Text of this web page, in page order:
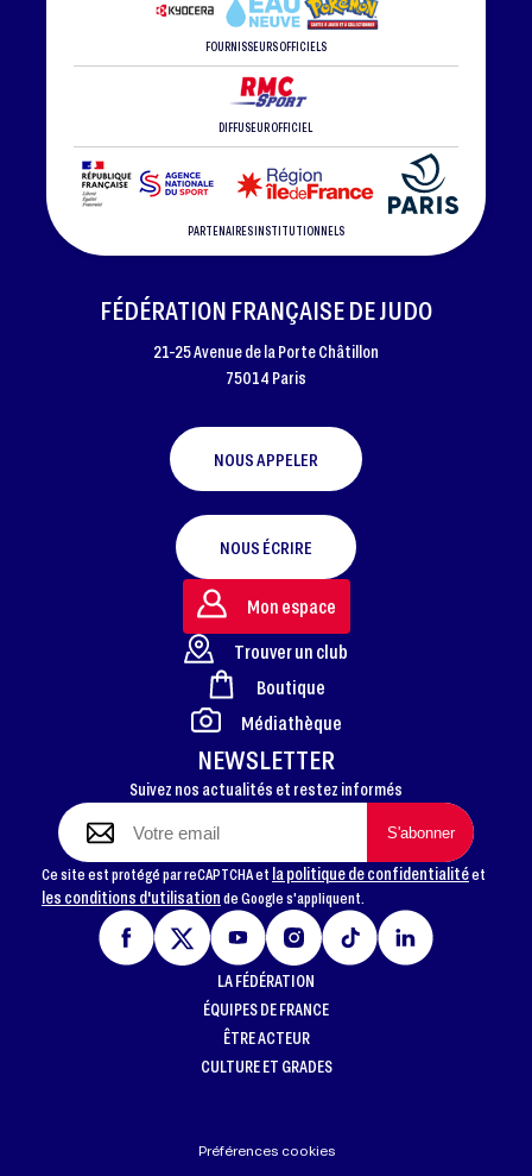
FOURNISSEURS OFFICIELS
DIFFUSEUR OFFICIEL
PARTENAIRES INSTITUTIONNELS
FOOTER
FÉDÉRATION FRANÇAISE DE JUDO
21-25 Avenue de la Porte Châtillon
75014 Paris
NOUS APPELER
NOUS ÉCRIRE
NEWSLETTER
Suivez nos actualités et restez informés
Ce site est protégé par reCAPTCHA et la politique de confidentialitéet
les conditions d'utilisationde Google s'appliquent.
Mon espace
Trouver un club
Boutique
Médiathèque
LA FÉDÉRATION
ÉQUIPES DE FRANCE
ÊTRE ACTEUR
CULTURE ET GRADES
Préférences cookies